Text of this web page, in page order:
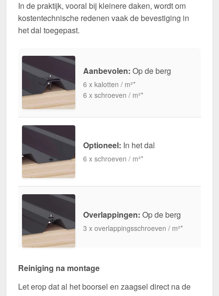
In de praktijk, vooral bij kleinere daken, wordt om
kostentechnische redenen vaak de bevestiging in
het dal toegepast.
Aanbevolen: Op de berg
6 x kalotten / m²*
6 x schroeven / m²*
Optioneel: In het dal
6 x schroeven / m²*
Overlappingen: Op de berg
3 x overlappingsschroeven / m²*
Reiniging na montage
Let erop dat al het boorsel en zaagsel direct na de